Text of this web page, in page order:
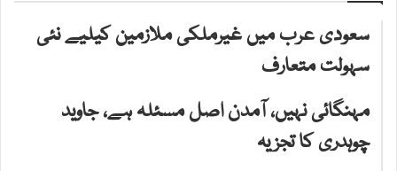
سعودی عرب میں غیرملکی ملازمین کیلیے نئی
سہولت متعارف
مہنگائی نہیں، آمدن اصل مسئلہ ہے، جاوید
چوہدری کا تجزیہ